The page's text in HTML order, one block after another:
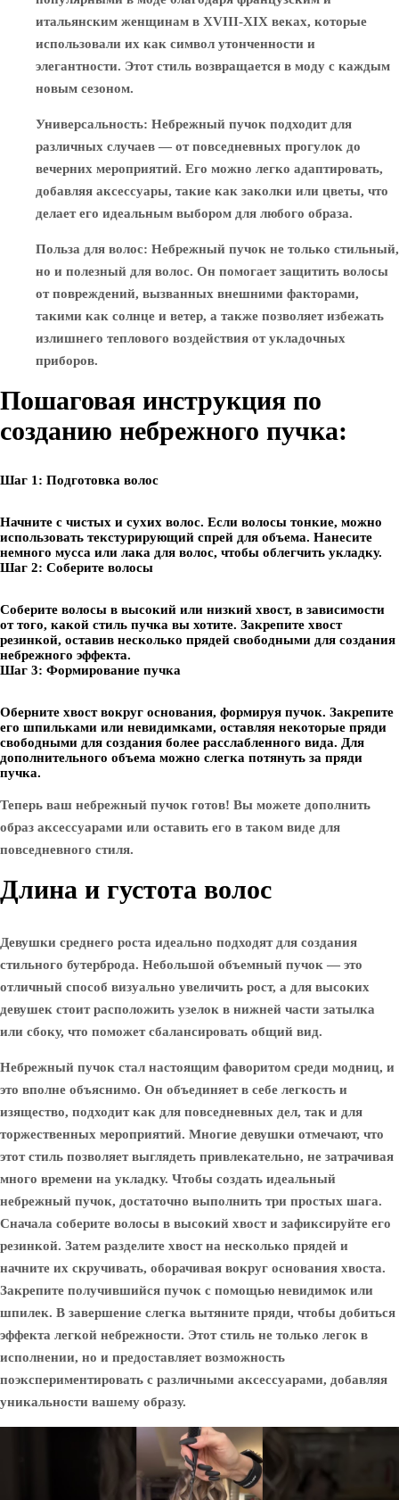
итальянским женщинам в XVIII-XIX веках, которые
использовали их как символ утонченности и
элегантности. Этот стиль возвращается в моду с каждым
новым сезоном.
Универсальность: Небрежный пучок подходит для
различных случаев — от повседневных прогулок до
вечерних мероприятий. Его можно легко адаптировать,
добавляя аксессуары, такие как заколки или цветы, что
делает его идеальным выбором для любого образа.
Польза для волос: Небрежный пучок не только стильный,
но и полезный для волос. Он помогает защитить волосы
от повреждений, вызванных внешними факторами,
такими как солнце и ветер, а также позволяет избежать
излишнего теплового воздействия от укладочных
приборов.
Пошаговая инструкция по
созданию небрежного пучка:
Шаг 1: Подготовка волос
Начните с чистых и сухих волос. Если волосы тонкие, можно
использовать текстурирующий спрей для объема. Нанесите
немного мусса или лака для волос, чтобы облегчить укладку.
Шаг 2: Соберите волосы
Соберите волосы в высокий или низкий хвост, в зависимости
от того, какой стиль пучка вы хотите. Закрепите хвост
резинкой, оставив несколько прядей свободными для создания
небрежного эффекта.
Шаг 3: Формирование пучка
Оберните хвост вокруг основания, формируя пучок. Закрепите
его шпильками или невидимками, оставляя некоторые пряди
свободными для создания более расслабленного вида. Для
дополнительного объема можно слегка потянуть за пряди
пучка.
Теперь ваш небрежный пучок готов! Вы можете дополнить
образ аксессуарами или оставить его в таком виде для
повседневного стиля.
Длина и густота волос
Девушки среднего роста идеально подходят для создания
стильного бутерброда. Небольшой объемный пучок — это
отличный способ визуально увеличить рост, а для высоких
девушек стоит расположить узелок в нижней части затылка
или сбоку, что поможет сбалансировать общий вид.
Небрежный пучок стал настоящим фаворитом среди модниц, и
это вполне объяснимо. Он объединяет в себе легкость и
изящество, подходит как для повседневных дел, так и для
торжественных мероприятий. Многие девушки отмечают, что
этот стиль позволяет выглядеть привлекательно, не затрачивая
много времени на укладку. Чтобы создать идеальный
небрежный пучок, достаточно выполнить три простых шага.
Сначала соберите волосы в высокий хвост и зафиксируйте его
резинкой. Затем разделите хвост на несколько прядей и
начните их скручивать, оборачивая вокруг основания хвоста.
Закрепите получившийся пучок с помощью невидимок или
шпилек. В завершение слегка вытяните пряди, чтобы добиться
эффекта легкой небрежности. Этот стиль не только легок в
исполнении, но и предоставляет возможность
поэкспериментировать с различными аксессуарами, добавляя
уникальности вашему образу.